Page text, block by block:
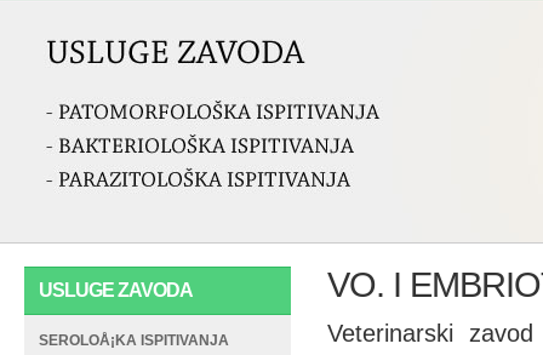
USLUGE ZAVODA
SEROLOÅ¡KA ISPITIVANJA
VO. I
Veterinarski